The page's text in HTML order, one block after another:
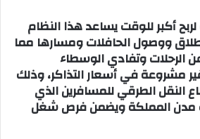
أكبر للوقت يساعد هذا النظام
ووصول الحافلات ومسارها مما
الرحلات وتفادي الوسطاء
مشروعة في أسعار التذاكر، وذلك
النقل الطرقي للمسافرين الذي
مدن المملكة ويضمن فرص شغل